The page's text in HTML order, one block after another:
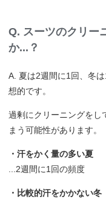
Q. スーツのクリー
か...？
A. 夏は2週間に1回、冬
想的です。
過剰にクリーニングをし
まう可能性があります。
・汗をかく量の多い夏
...2週間に1回の頻度
・比較的汗をかかない冬